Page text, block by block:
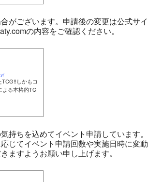
がございます。申請後の変更は公式サイ
の内容をご確認ください。
しかもコ
よる本格的TC
持ちを込めてイベント申請しています。
じてイベント申請回数や実施日時に変動
ますようお願い申し上げます。